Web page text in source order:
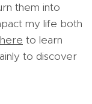
them into
my life both
here to learn
to discover